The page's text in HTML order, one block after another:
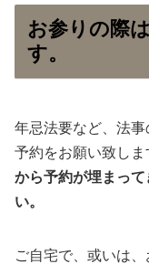
お参りの際
す。
年忌法要など、法
予約をお願い致しま
から予約が埋まっ
い。
ご自宅で、或いは